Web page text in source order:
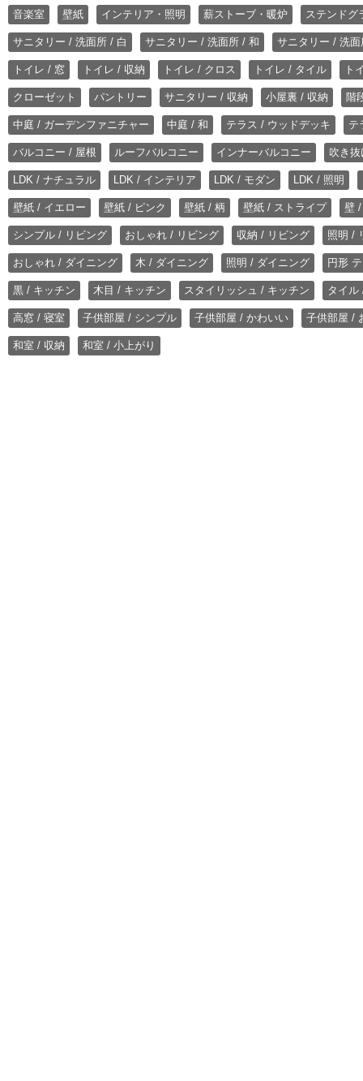
音楽室 壁紙 インテリア・照明 薪ストーブ・暖炉 ステンドグ
サニタリー / 洗面所 / 白 サニタリー / 洗面所 / 和 サニタリー / 洗
トイレ / 窓 トイレ / 収納 トイレ / クロス トイレ / タイル ト
クローゼット パントリー サニタリー / 収納 小屋裏 / 収納 階
中庭 / ガーデンファニチャー 中庭 / 和 テラス / ウッドデッキ テ
バルコニー / 屋根 ルーフバルコニー インナーバルコニー 吹き
LDK / ナチュラル LDK / インテリア LDK / モダン LDK / 照明
壁紙 / イエロー 壁紙 / ピンク 壁紙 / 柄 壁紙 / ストライプ 壁
シンプル / リビング おしゃれ / リビング 収納 / リビング 照明 /
おしゃれ / ダイニング 木 / ダイニング 照明 / ダイニング 円形
黒 / キッチン 木目 / キッチン スタイリッシュ / キッチン タイル
高窓 / 寝室 子供部屋 / シンプル 子供部屋 / かわいい 子供部屋 /
和室 / 収納 和室 / 小上がり